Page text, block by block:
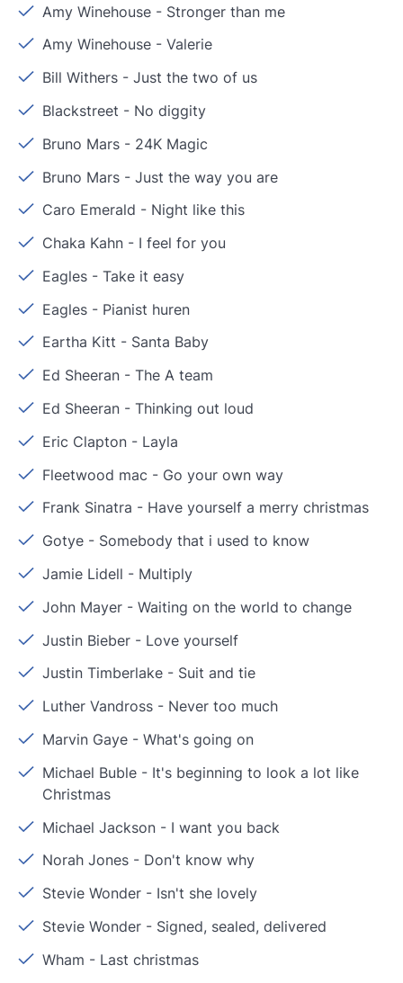
Amy Winehouse - Stronger than me
Amy Winehouse -Valerie
Bill Withers -Just the two of us
Blackstreet - No diggity
Bruno Mars - 24K Magic
Bruno Mars -Just the way you are
Caro Emerald - Night like this
Chaka Kahn - I feel for you
Eagles -Take it easy
Eagles - Pianist huren
Eartha Kitt - Santa Baby
Ed Sheeran -The A team
Ed Sheeran -Thinking out loud
Eric Clapton - Layla
Fleetwood mac - Go your own way
Frank Sinatra - Have yourself a merry christmas
Gotye - Somebody that i used to know
Jamie Lidell - Multiply
John Mayer -Waiting on the world to change
Justin Bieber - Love yourself
Justin Timberlake - Suit and tie
Luther Vandross - Never too much
Marvin Gaye -What's going on
Michael Buble - It's beginning to look a lot like
Christmas
Michael Jackson - I want you back
Norah Jones - Don't know why
Stevie Wonder - Isn't she lovely
Stevie Wonder - Signed, sealed, delivered
Wham - Last christmas